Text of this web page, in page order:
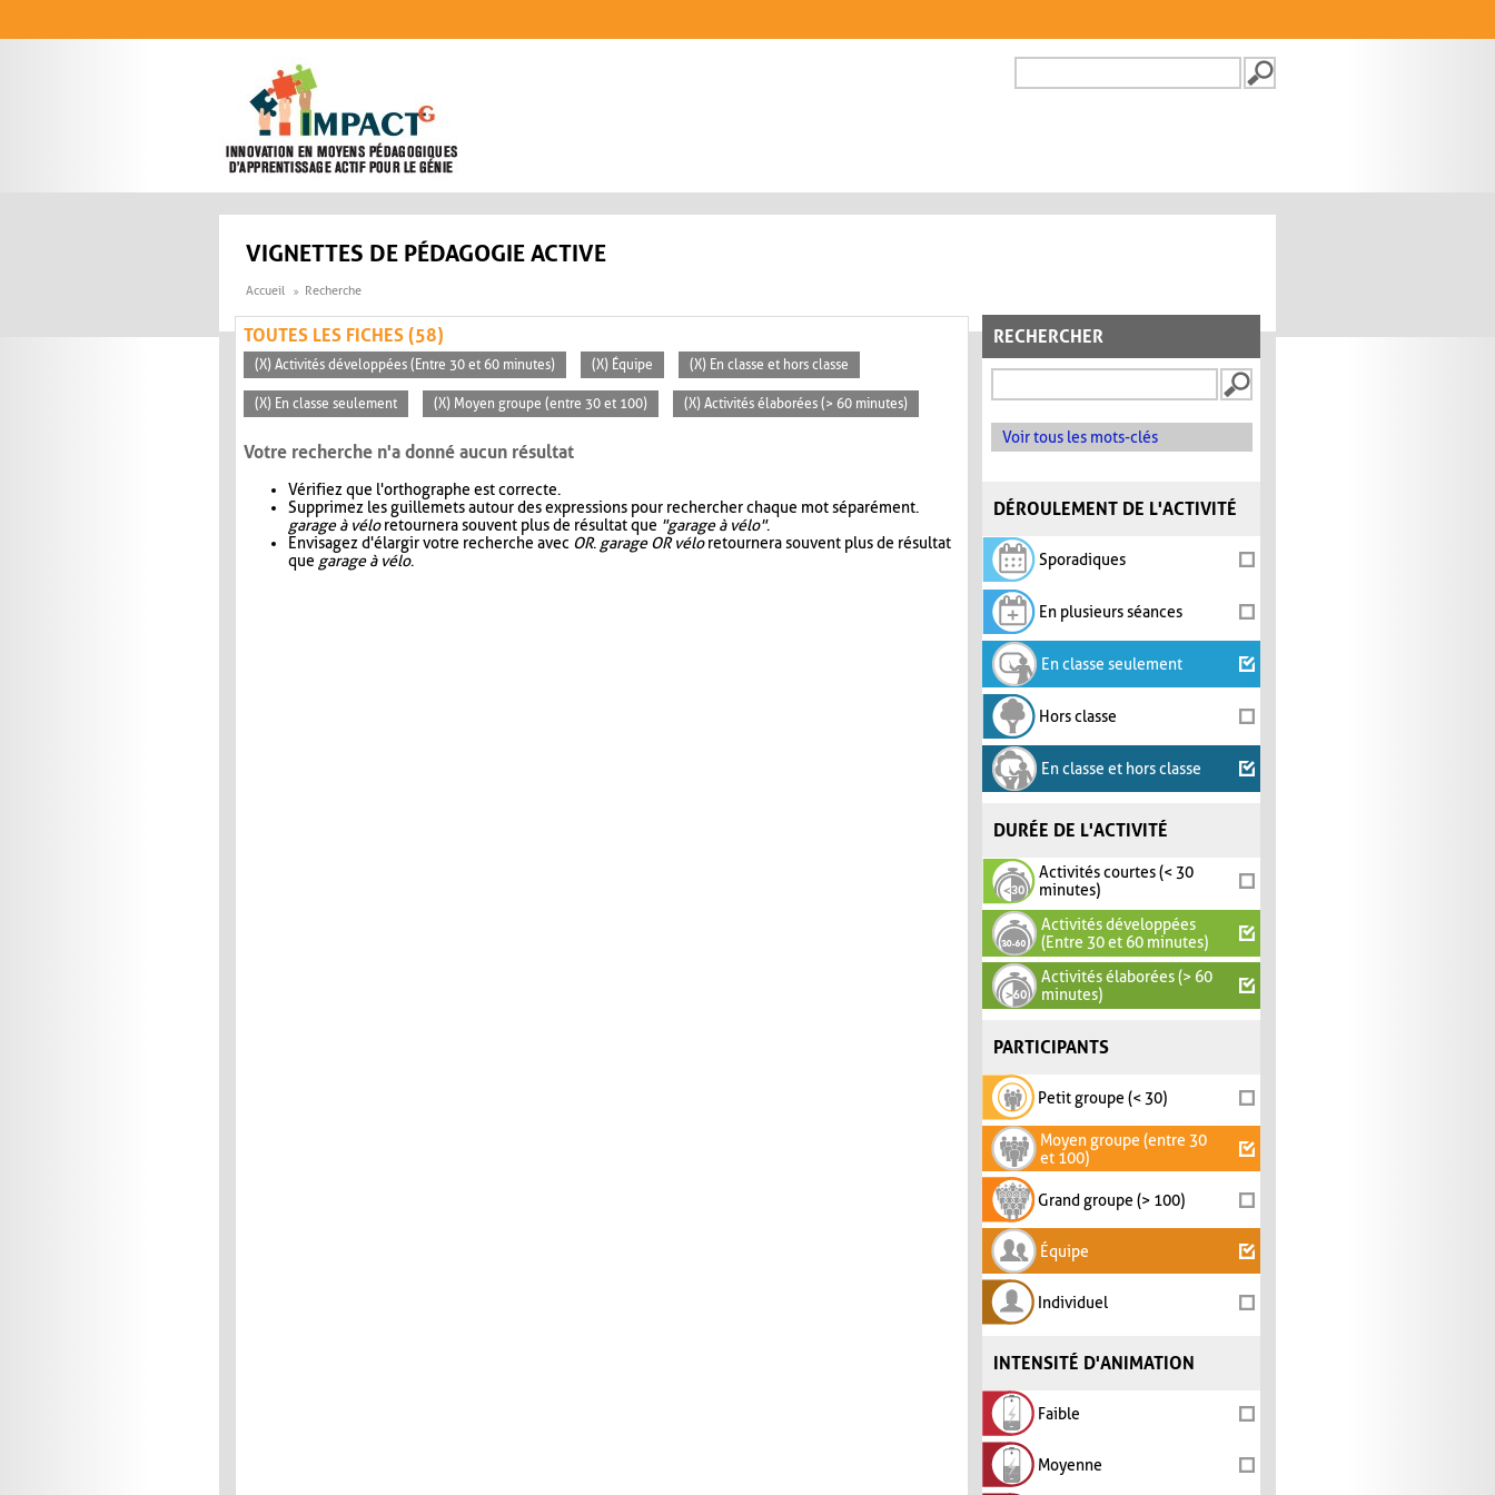
FORMULAIRE DE
VIGNETTES DE PÉDAGOGIE ACTIVE
Accueil Recherche
RECHERCHER
Voir tous les mots-clés
DÉROULEMENT DE L'ACTIVITÉ
Sporadiques
En plusieurs séances
En classe seulement
Hors classe
En classe et hors classe
DURÉE DE L'ACTIVITÉ
Activités courtes (< 30
minutes)
Activités développées
(Entre 30 et 60 minutes)
Activités élaborées (> 60
minutes)
PARTICIPANTS
Petit groupe (< 30)
Moyen groupe (entre 30
et 100)
Grand groupe (> 100)
Équipe
Individuel
INTENSITÉ D'ANIMATION
Faible
Moyenne
TOUTES LES FICHES (58)
(X) Activités développées (Entre 30 et 60 minutes) (X) Équipe (X) En classe et hors classe
(X) En classe seulement (X) Moyen groupe (entre 30 et 100) (X) Activités élaborées (> 60 minutes)
Votre recherche n'a donné aucun résultat
Vérifiez que l'orthographe est correcte.
Supprimez les guillemets autour des expressions pour rechercher chaque mot séparément.
garage à véloretournera souvent plus de résultat que "garage à vélo".
Envisagez d'élargir votre recherche avec OR. garage OR véloretournera souvent plus de résultat
que garage à vélo.